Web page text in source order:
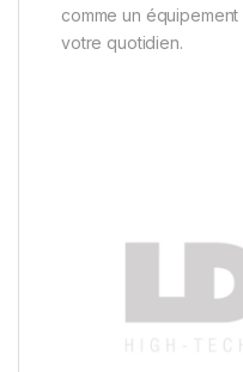
comme un
votre quotidien.